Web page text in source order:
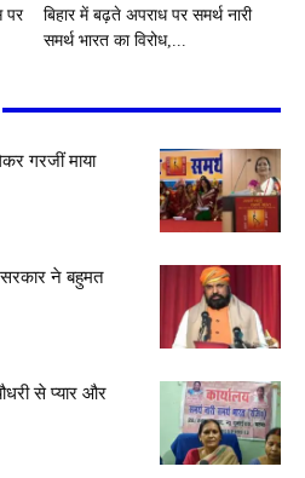
पर
बिहार में बढ़ते अपराध पर समर्थ नारी
समर्थ भारत का विरोध,...
गरजीं माया
सरकार ने बहुमत
से प्यार और